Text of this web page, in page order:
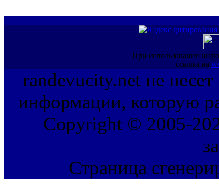
При использовании
ссылка на
randevucity.net не несет
информации, которую
Copyright © 2005-
Страница